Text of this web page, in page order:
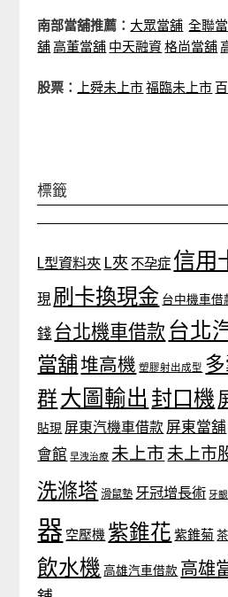
南部當舖推薦： 大眾當舖 全聯
舖高董當舖 中天融資格尚當舖
股票： 上舜未上市福臨未上市
標籤
L型資料夾 L夾 不孕症 信用
現 刷卡換現金 台中機車借
錢 台北機車借款 台北
當舖堆高機 塑膠射出成型
群大圖輸出 封口機
貼現 屏東汽機車借款 屏東當舖
會館 早洩治療 未上市 未上市
洗滌塔 滑鼠墊 牙冠增長術 牙
器 空壓機 紫錐花 紫錐菊
飲水機 高雄汽車借款 高雄